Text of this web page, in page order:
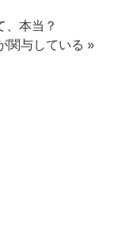
、本当？
関与している »